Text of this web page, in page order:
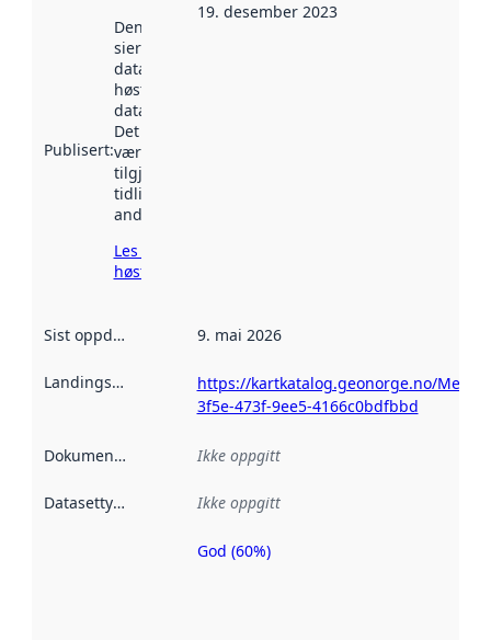
Publisert:
Denne datoen
sier når
datasettet ble
høstet av
data.norge.no.
Det kan ha
vært
tilgjengelig
tidligere
andre steder.
Les mer om
høsting her
19. desember 2023
Sist oppdatert 9. mai 2026
Landingsside
https://kartkatalog.geonorge.no/
3f5e-473f-9ee5-4166c0bdfbbd
Dokumentasjon Ikke oppgitt
Datasettype Ikke oppgitt
Metadatakvalitet
God (60%)